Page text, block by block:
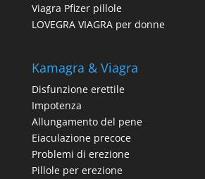
Viagra Pfizer pillole
LOVEGRA VIAGRA per donne
Kamagra & Viagra
Disfunzione erettile
Impotenza
Allungamento del pene
Eiaculazione precoce
Problemi di erezione
Pillole per erezione